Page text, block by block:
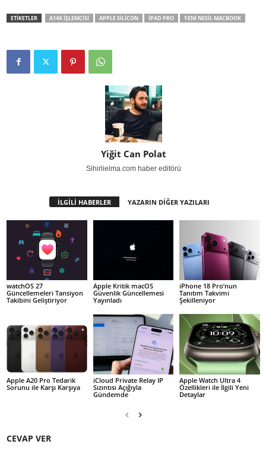
ETİKETLER A14X IŞLEMCISI APPLE SILICON IPAD PRO YENI NESIL MACBOOK
Yiğit Can Polat
Sihirlielma.com haber editörü
İLGİLİ HABERLER YAZARIN DİĞER YAZILARI
watchOS 27
Güncellemeleri Tansiyon
Takibini Geliştiriyor
Apple Kritik macOS
Güvenlik Güncellemesi
Yayınladı
iPhone 18 Pro’nun
Tanıtım Takvimi
Şekilleniyor
Apple A20 Pro Tedarik
Sorunu ile Karşı Karşıya
iCloud Private Relay IP
Sızıntısı Açığıyla
Gündemde
Apple Watch Ultra 4
Özellikleri ile İlgili Yeni
Detaylar
CEVAP VER